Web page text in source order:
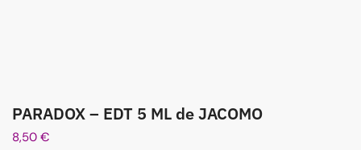
PARADOX – EDT 5 ML de JACOMO
8,50 €